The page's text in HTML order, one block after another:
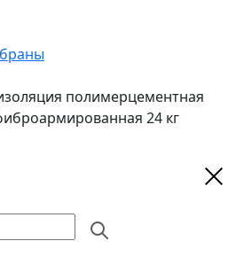
полимерцементная
24 кг